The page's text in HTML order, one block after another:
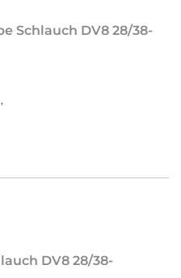
Schlauch DV8 28/38-
DV8 28/38-